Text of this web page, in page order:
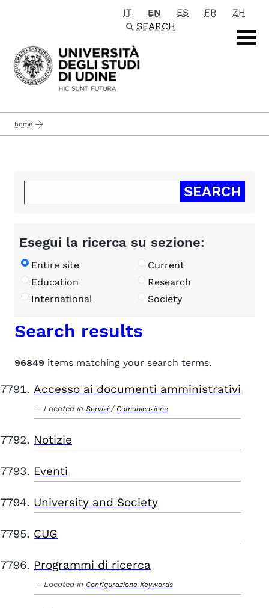
Passa al contenuto principale
IT EN ES FR
ZH
SEARCH
home
Esegui la ricerca su sezione:
Entire site
Current
Education
Research
International
Society
Search results
96849 items matching your search terms.
Accesso ai documenti amministrativi
Located in Servizi / Comunicazione
Notizie
Eventi
University and Society
CUG
Programmi di ricerca
Located in Configurazione Keywords